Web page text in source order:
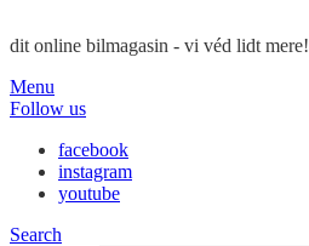
dit online bilmagasin - vi véd lidt mere!
Menu
Follow us
facebook
instagram
youtube
Search